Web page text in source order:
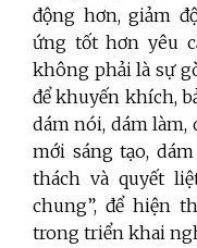
động hơn, giảm
ứng tốt hơn yêu
không phải là sự
để khuyến khích,
dám nói, dám làm,
mới sáng tạo,
thách và quyết
chung”, để hiện
trong triển khai